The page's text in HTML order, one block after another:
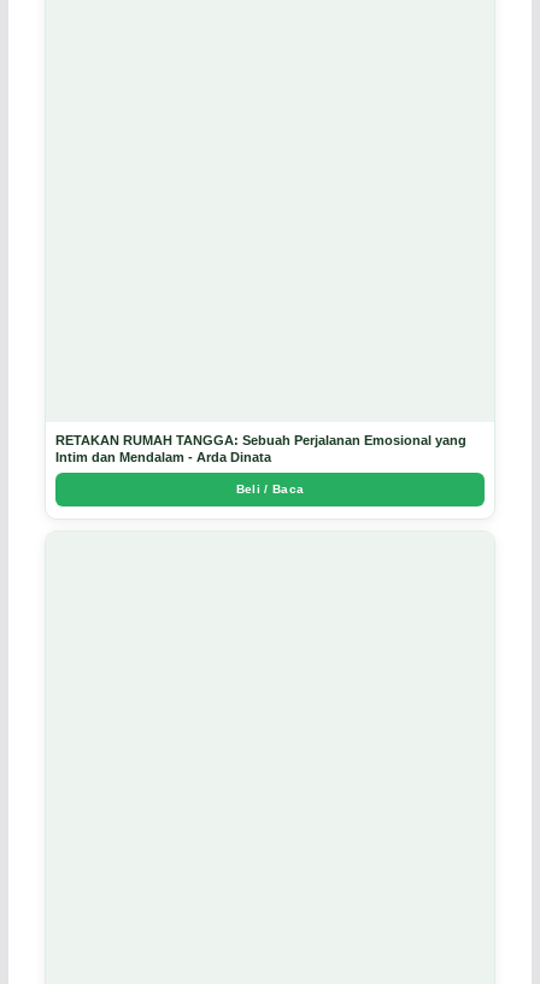
RETAKAN RUMAH TANGGA: Sebuah Perjalanan Emosional yang
Intim dan Mendalam - Arda Dinata
Beli / Baca